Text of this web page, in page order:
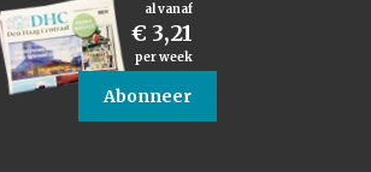
al vanaf
€ 3,21
per week
Abonneer